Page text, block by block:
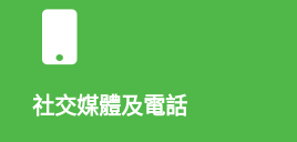
社交媒體及電話